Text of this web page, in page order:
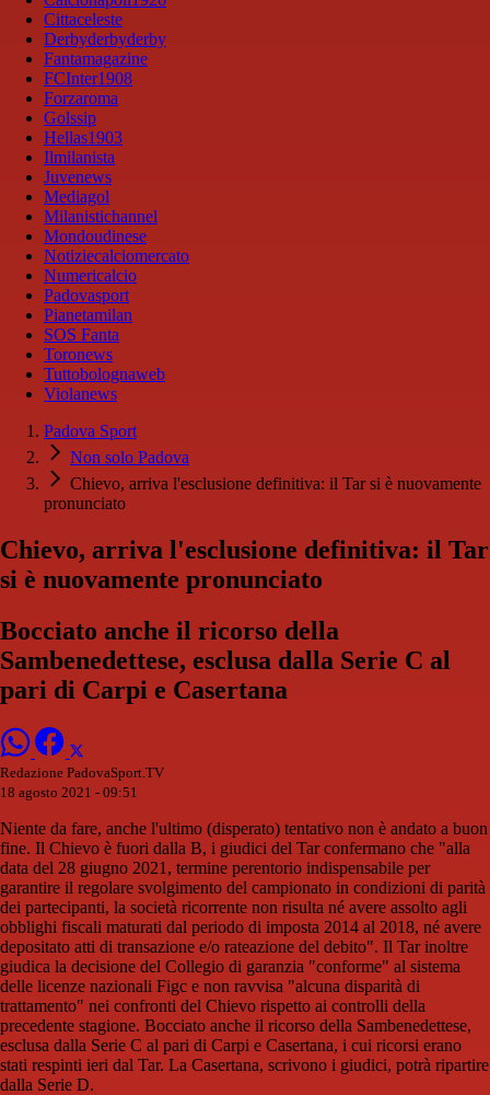
Cittaceleste
Derbyderbyderby
Fantamagazine
FCInter1908
Forzaroma
Golssip
Hellas1903
Ilmilanista
Juvenews
Mediagol
Milanistichannel
Mondoudinese
Notiziecalciomercato
Numericalcio
Padovasport
Pianetamilan
SOS Fanta
Toronews
Tuttobolognaweb
Violanews
Padova Sport
Non solo Padova
Chievo, arriva l'esclusione definitiva: il Tar si è nuovamente
pronunciato
Chievo, arriva l'esclusione definitiva: il Tar
si è nuovamente pronunciato
Bocciato anche il ricorso della
Sambenedettese, esclusa dalla Serie C al
pari di Carpi e Casertana
Redazione PadovaSport.TV
18 agosto 2021 - 09:51
Niente da fare, anche l'ultimo (disperato) tentativo non è andato a buon
fine. Il Chievo è fuori dalla B, i giudici del Tar confermano che "alla
data del 28 giugno 2021, termine perentorio indispensabile per
garantire il regolare svolgimento del campionato in condizioni di parità
dei partecipanti, la società ricorrente non risulta né avere assolto agli
obblighi fiscali maturati dal periodo di imposta 2014 al 2018, né avere
depositato atti di transazione e/o rateazione del debito". Il Tar inoltre
giudica la decisione del Collegio di garanzia "conforme" al sistema
delle licenze nazionali Figc e non ravvisa "alcuna disparità di
trattamento" nei confronti del Chievo rispetto ai controlli della
precedente stagione. Bocciato anche il ricorso della Sambenedettese,
esclusa dalla Serie C al pari di Carpi e Casertana, i cui ricorsi erano
stati respinti ieri dal Tar. La Casertana, scrivono i giudici, potrà ripartire
dalla Serie D.